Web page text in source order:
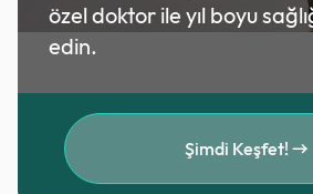
özel doktor ile yıl boyu
edin.
Şimdi Keşfet!